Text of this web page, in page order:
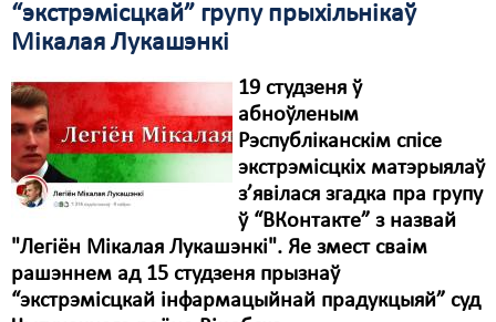
“экстрэмісцкай” групу прыхільнікаў
Мікалая Лукашэнкі
19 студзеня ў
абноўленым
Рэспубліканскім спісе
экстрэмісцкіх матэрыялаў
з’явілася згадка пра групу
ў “ВКонтакте” з назвай
"Легіён Мікалая Лукашэнкі". Яе змест сваім
рашэннем ад 15 студзеня прызнаў
“экстрэмісцкай інфармацыйнай прадукцыяй” суд